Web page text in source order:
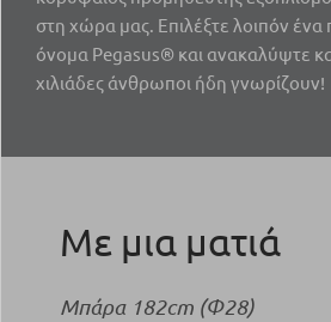
στη χώρα μας. Επιλέξτε λοιπόν ένα
όνομα Pegasus® και ανακαλύψτε
χιλιάδες άνθρωποι ήδη γνωρίζουν!
Με μια ματιά
Μπάρα 182cm (Φ28)